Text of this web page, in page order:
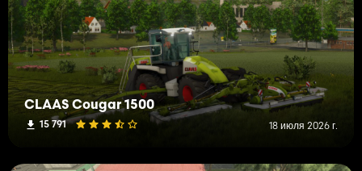
CLAAS Cougar 1500
15 791 18 июля 2026 г.